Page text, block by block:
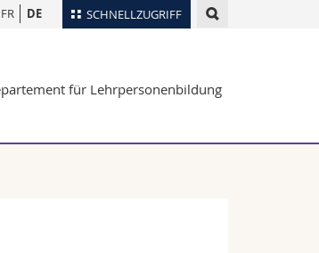
SCHNELLZUGRIFF
Ortsplan
Webmail
FR DE
für Lehrpersonenbildung